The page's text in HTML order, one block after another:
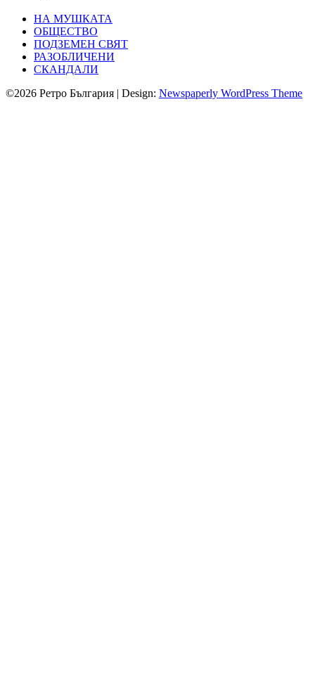
НА МУШКАТА
ОБЩЕСТВО
ПОДЗЕМЕН СВЯТ
РАЗОБЛИЧЕНИ
СКАНДАЛИ
©2026 Ретро България | Design: Newspaperly WordPress Theme